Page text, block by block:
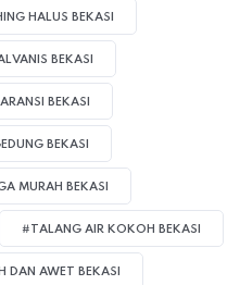
HALUS BEKASI
BEKASI
BEKASI
BEKASI
MURAH BEKASI
#TALANG AIR KOKOH BEKASI
AWET BEKASI